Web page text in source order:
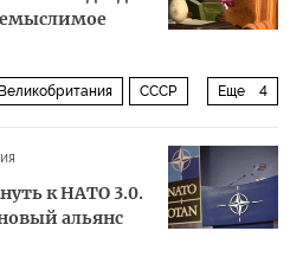
Еще 4
Великобритания СССР
к НАТО 3.0.
альянс